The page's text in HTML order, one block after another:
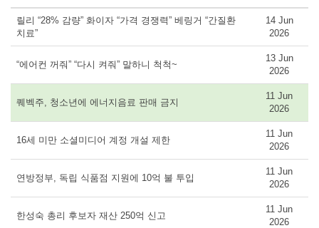
릴리 “28% 감량” 화이자 “가격 경쟁력” 베링거 “간질환
치료”
14 Jun
2026
“에어컨 꺼줘” “다시 켜줘” 말하니 척척~
13 Jun
2026
퀘벡주, 청소년에 에너지음료 판매 금지
11 Jun
2026
16세 미만 소셜미디어 계정 개설 제한
11 Jun
2026
연방정부, 독립 식품점 지원에 10억 불 투입
11 Jun
2026
한성숙 총리 후보자 재산 250억 신고
11 Jun
2026